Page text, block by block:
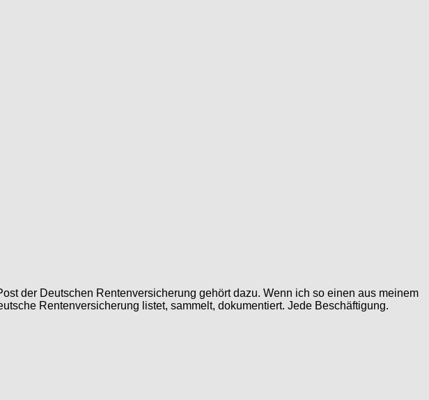
der Deutschen Rentenversicherung gehört dazu. Wenn ich so einen aus meinem
Rentenversicherung listet, sammelt, dokumentiert. Jede Beschäftigung.